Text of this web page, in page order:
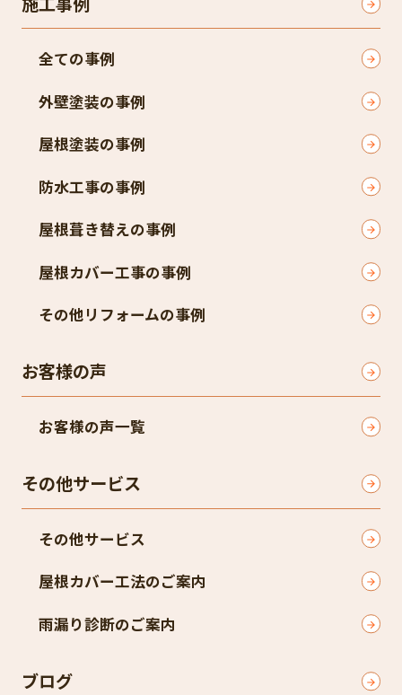
全ての事例
外壁塗装の事例
屋根塗装の事例
防水工事の事例
屋根葺き替えの事例
屋根カバー工事の事例
その他リフォームの事例
お客様の声
お客様の声一覧
その他サービス
その他サービス
屋根カバー工法のご案内
雨漏り診断のご案内
ブログ